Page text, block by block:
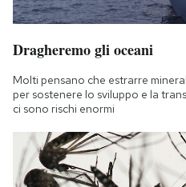
Dragheremo gli oceani
Molti pensano che estrarre
per sostenere lo sviluppo e la
ci sono rischi enormi